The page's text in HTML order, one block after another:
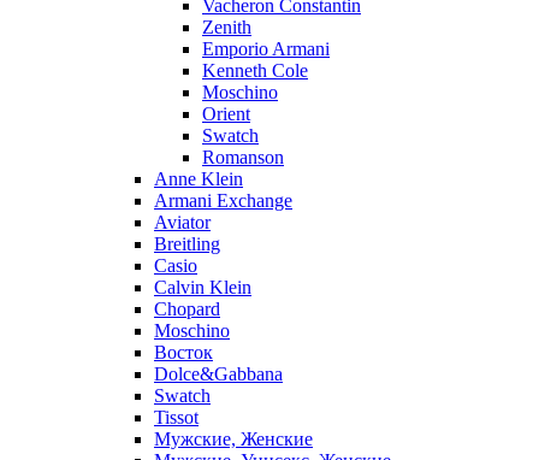
Vacheron Constantin
Zenith
Emporio Armani
Kenneth Cole
Moschino
Orient
Swatch
Romanson
Anne Klein
Armani Exchange
Aviator
Breitling
Casio
Calvin Klein
Chopard
Moschino
Восток
Dolce&Gabbana
Swatch
Tissot
Мужские, Женские